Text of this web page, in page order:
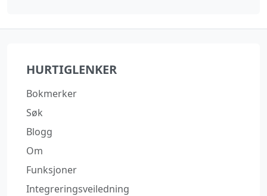
HURTIGLENKER
Bokmerker
Søk
Blogg
Om
Funksjoner
Integreringsveiledning